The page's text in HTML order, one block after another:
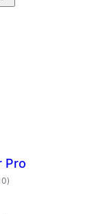
Pro
toplam
puan
)